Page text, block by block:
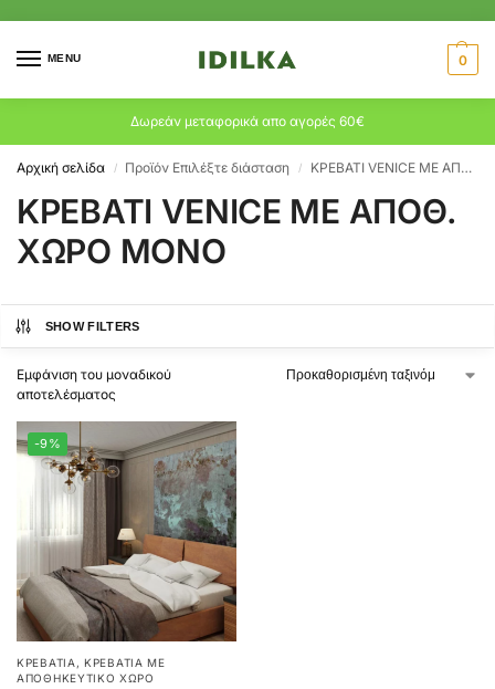
MENU 0
Δωρεάν μεταφορικά απο αγορές 60€
Αρχική σελίδα / Προϊόν Επιλέξτε διάσταση / ΚΡΕΒΑΤΙ VENICE ΜΕ ΑΠΟΘ. ΧΩΡΟ ΜΟΝΟ
ΚΡΕΒΑΤΙ VENICE ΜΕ ΑΠΟΘ.
ΧΩΡΟ ΜΟΝΟ
SHOW FILTERS
Εμφάνιση του μοναδικού
αποτελέσματος
-9%
ΚΡΕΒΆΤΙΑ ,ΚΡΕΒΆΤΙΑ ΜΕ
ΑΠΟΘΗΚΕΥΤΙΚΌ ΧΏΡΟ